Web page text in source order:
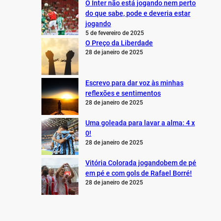
O Inter não está jogando nem perto
do que sabe, pode e deveria estar
jogando
5 de fevereiro de 2025
O Preço da Liberdade
28 de janeiro de 2025
Escrevo para dar voz às minhas
reflexões e sentimentos
28 de janeiro de 2025
Uma goleada para lavar a alma: 4 x
0!
28 de janeiro de 2025
Vitória Colorada jogandobem de pé
em pé e com gols de Rafael Borré!
28 de janeiro de 2025